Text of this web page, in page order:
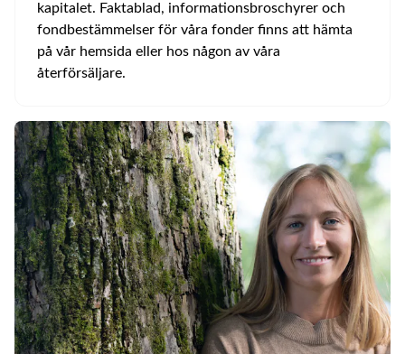
kapitalet. Faktablad, informationsbroschyrer och
fondbestämmelser för våra fonder finns att hämta
på vår hemsida eller hos någon av våra
återförsäljare.